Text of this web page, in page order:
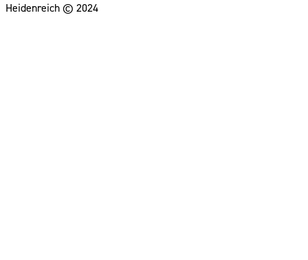
Heidenreich © 2024